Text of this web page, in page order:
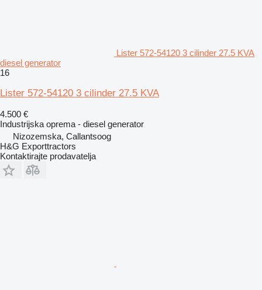
Lister 572-54120 3 cilinder 27.5 KVA
diesel generator
16
Lister 572-54120 3 cilinder 27.5 KVA
4.500 €
Industrijska oprema - diesel generator
Nizozemska, Callantsoog
H&G Exporttractors
Kontaktirajte prodavatelja